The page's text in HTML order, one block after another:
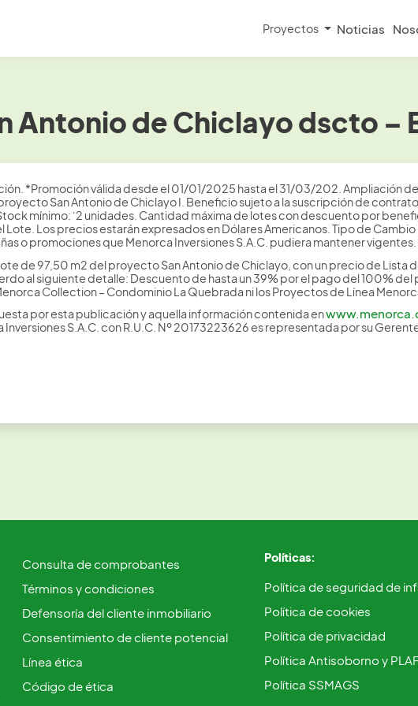
Proyectos Noticias
Antonio de Chiclayo dscto –
*Promoción válida desde el 01/01/2025 hasta el 31/03/202. Ampliación
San Antonio de Chiclayo I. Beneficio sujeto a la suscripción de
mínimo: ‘2 unidades. Cantidad máxima de lotes con descuento por
Lote. Los precios estarán expresados en Dólares Americanos. Tipo de
o promociones que Menorca Inversiones S.A.C. pudiera mantener
de 97,50 m2 del proyecto San Antonio de Chiclayo, con un precio de
al siguiente detalle: Descuento de hasta un 39% por el pago del 100% del
Collection – Condominio La Quebrada ni los Proyectos de Línea
por esta publicación y aquella información contenida en
S.A.C. con R.U.C. Nº 20173223626 es representada por su
Consulta de comprobantes
Términos y condiciones
Defensoría del cliente inmobiliario
Consentimiento de cliente potencial
Línea ética
Código de ética
Políticas:
Política de seguridad de
Política de cookies
Política de privacidad
Política Antisoborno y
Política SSMAGS